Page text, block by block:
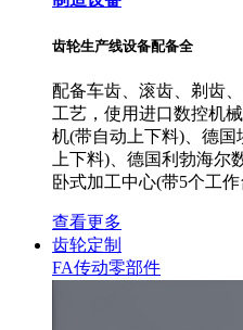
齿轮生产线设备配备全
配备车齿、滚齿、剃齿
工艺，使用进口数控机
机(带自动上下料)、德
上下料)、德国利勃海尔
卧式加工中心(带5个工作
查看更多
齿轮定制
FA传动零部件